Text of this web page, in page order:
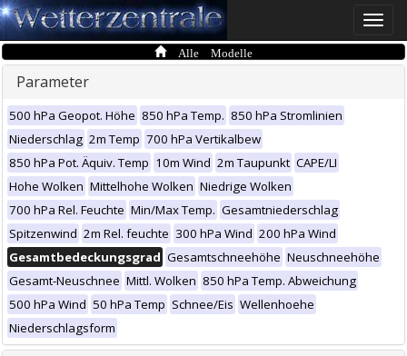
Toggle
Alle Modelle
Parameter
500 hPa Geopot. Höhe 850 hPa Temp. 850 hPa Stromlinien
Niederschlag 2m Temp 700 hPa Vertikalbew
850 hPa Pot. Äquiv. Temp 10m Wind 2m Taupunkt CAPE/LI
Hohe Wolken Mittelhohe Wolken Niedrige Wolken
700 hPa Rel. Feuchte Min/Max Temp. Gesamtniederschlag
Spitzenwind 2m Rel. feuchte 300 hPa Wind 200 hPa Wind
Gesamtbedeckungsgrad Gesamtschneehöhe Neuschneehöhe
Gesamt-Neuschnee Mittl. Wolken 850 hPa Temp. Abweichung
500 hPa Wind 50 hPa Temp Schnee/Eis Wellenhoehe
Niederschlagsform